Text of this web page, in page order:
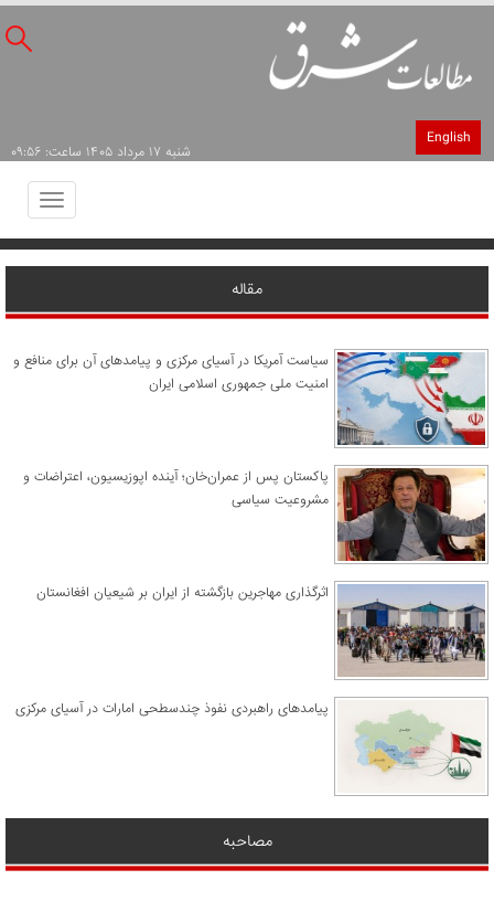
English
شنبه ۱۷ مرداد ۱۴۰۵ ساعت: ۰۹:۵۶
Toggle
مقاله
سیاست آمریکا در آسیای مرکزی و پیامدهای آن برای منافع و
امنیت ملی جمهوری اسلامی ایران
پاکستان پس از عمران‌خان؛ آینده اپوزیسیون، اعتراضات و
مشروعیت سیاسی
اثرگذاری مهاجرین بازگشته از ایران بر شیعیان افغانستان
پیامدهای راهبردی نفوذ چندسطحی امارات در آسیای مرکزی
مصاحبه